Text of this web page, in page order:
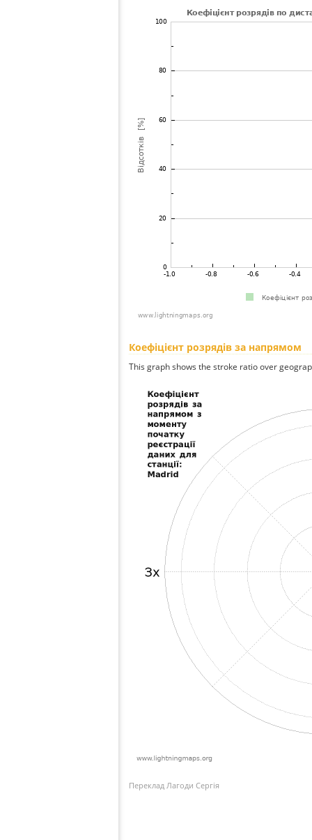
Коефіцієнт розрядів за напрямом
This graph shows the stroke ratio over
Переклад Лагоди Сергія